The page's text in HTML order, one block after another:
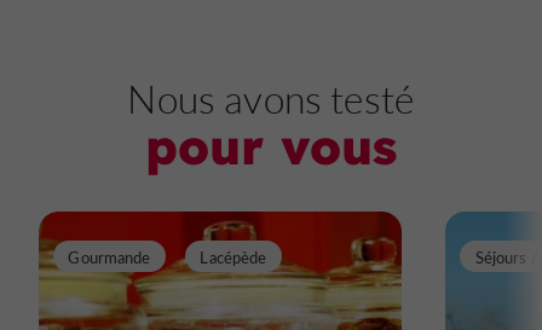
Nous avons testé
pour vous
Gourmande Lacépède Séjours /